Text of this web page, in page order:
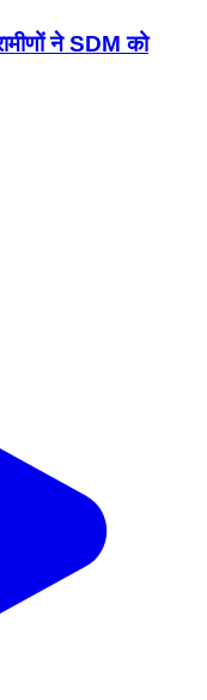
ने SDM को